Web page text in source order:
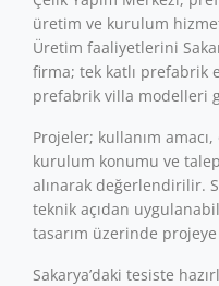
üretim ve kurulum
Üretim faaliyetlerini
firma; tek katlı prefabrik
prefabrik villa modelleri
Projeler; kullanım
kurulum konumu ve
alınarak değerlendirilir.
teknik açıdan
tasarım üzerinde
Sakarya’daki tesiste